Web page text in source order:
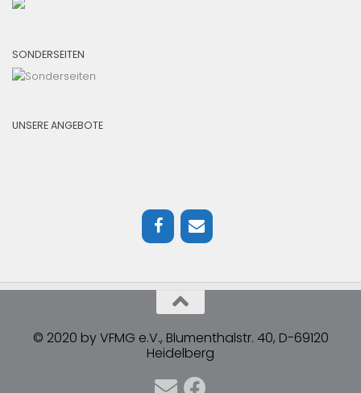
SONDERSEITEN
UNSERE ANGEBOTE
© 2020 by VFMG e.V., Blumenthalstr. 40, D-69120
Heidelberg